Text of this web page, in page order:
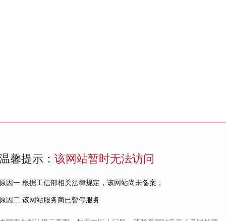
馨提示： 该网站暂时无法访问
因一:根据工信部相关法律规定，该网站尚未备案；
因二:该网站服务商已暂停服务